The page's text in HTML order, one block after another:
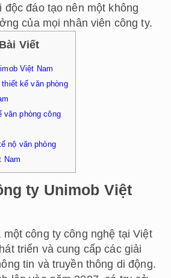
độc đáo tạo nên một không
của mọi nhân viên công ty.
Viết
Việt Nam
kế văn phòng
phòng công
nộ văn phòng
Nam
ty Unimob Việt
một công ty công nghệ tại Việt
triển và cung cấp các giải
tin và truyền thông di động.